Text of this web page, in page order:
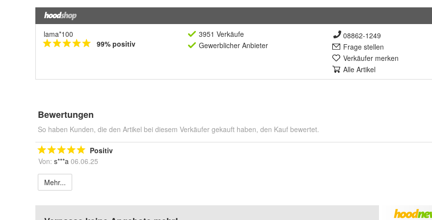
lama*100
99% positiv
3951 Verkäufe
Gewerblicher Anbieter
08862-1249
Frage stellen
Verkäufer merken
Alle Artikel
Bewertungen
So haben Kunden, die den Artikel bei diesem Verkäufer gekauft haben, den Kauf bewertet.
Positiv
Von: s***a 06.06.25
Mehr...